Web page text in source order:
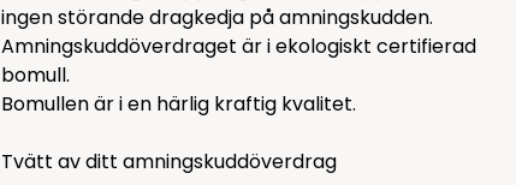
ingen störande dragkedja på amningskudden.
Amningskuddöverdraget är i ekologiskt certifierad
bomull.
Bomullen är i en härlig kraftig kvalitet.
Tvätt av ditt amningskuddöverdrag